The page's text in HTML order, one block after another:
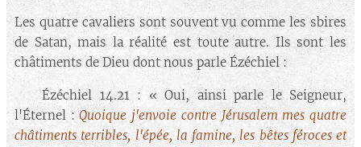
Les quatre cavaliers sont souvent vu comme les sbires
de Satan, mais la réalité est toute autre. Ils sont les
châtiments de Dieu dont nous parle Ézéchiel :
🔘 Ézéchiel 14.21 : « Oui, ainsi parle le Seigneur,
l'Éternel :Quoique j'envoie contre Jérusalem mes quatre
châtiments terribles, l'épée, la famine, les bêtes féroces et